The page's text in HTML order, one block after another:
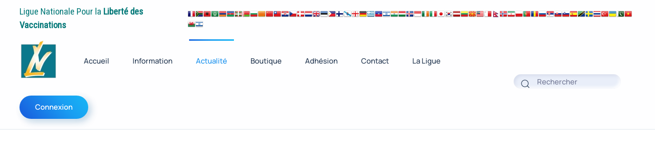
Ligue Nationale Pour la Liberté des
Vaccinations
Accueil Information Actualité Boutique Adhésion Contact La Ligue
Connexion